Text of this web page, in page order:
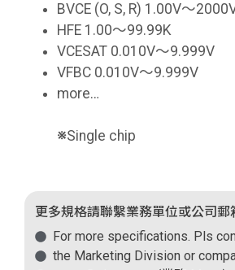
BVCE (O, S, R) 1.00V～
HFE 1.00～99.99K
VCESAT 0.010V～9.999V
VFBC 0.010V～9.999V
more…
※Single chip
更多規格請聯繫業務單位或公司郵
For more specifications. Pls
the Marketing Division or